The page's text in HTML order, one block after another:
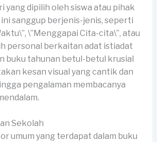
yang dipilih oleh siswa atau pihak
ini sanggup berjenis-jenis, seperti
\”Menggapai Cita-cita\”, atau
personal berkaitan adat istiadat
buku tahunan betul-betul krusial
kesan visual yang cantik dan
pengalaman membacanya
Sekolah
umum yang terdapat dalam buku